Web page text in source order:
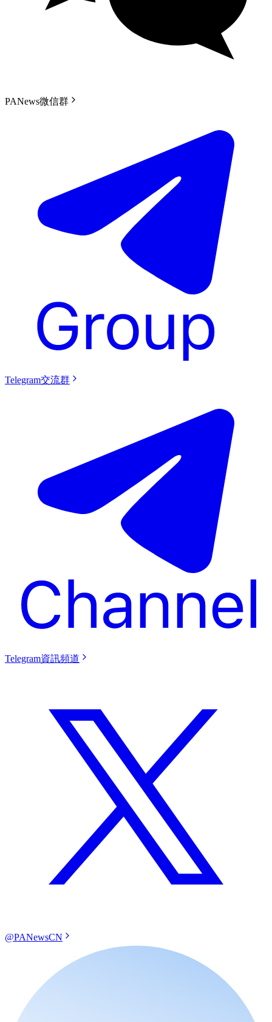
PANews微信群
Telegram交流群
Telegram資訊頻道
@PANewsCN